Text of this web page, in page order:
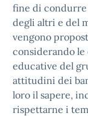
fine di condurre
degli altri e del
vengono
considerando le
educative del
attitudini dei
loro il sapere,
rispettarne i